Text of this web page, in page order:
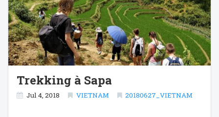
Vietnam 2001
Cambodge 2001
Thailande 2001 (2)
Japon 2001
Chili 2001
Argentine 2001
Bolivie 2001
Bresil 2001
Mexique 2001
Crête 2009
Turquie 2010
Sénégal 2012
Trekking à Sapa
Jul 4, 2018 VIETNAM 20180627_VIETNAM